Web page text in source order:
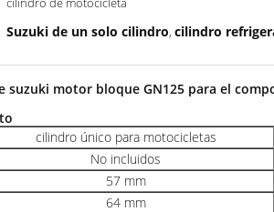
Suzuki de un solo cilindro, cilindro
suzuki motor bloque GN125 para el
cilindro único para motocicletas
No incluidos
57 mm
64 mm